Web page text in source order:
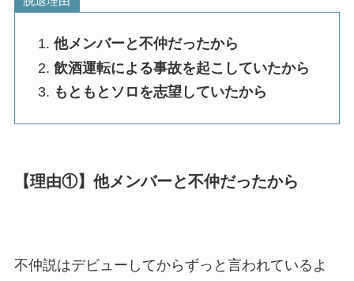
他メンバーと不仲だったから
飲酒運転による事故を起こしていたから
もともとソロを志望していたから
【理由①】他メンバーと不仲だったから
不仲説はデビューしてからずっと言われているよ